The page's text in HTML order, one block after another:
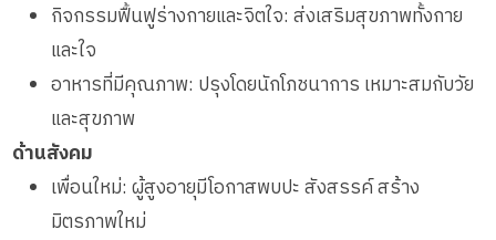
กิจกรรมฟื้นฟูร่างกายและจิตใจ: ส่งเสริมสุขภาพทั้งกาย
และใจ
อาหารที่มีคุณภาพ: ปรุงโดยนักโภชนาการ เหมาะสมกับวัย
และสุขภาพ
ด้านสังคม
เพื่อนใหม่: ผู้สูงอายุมีโอกาสพบปะ สังสรรค์ สร้าง
มิตรภาพใหม่